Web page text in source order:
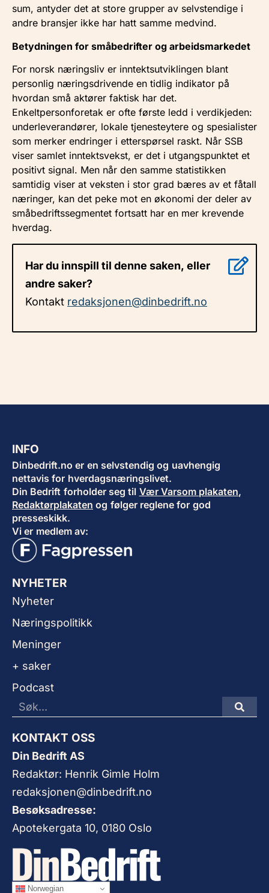
sum, antyder det at store grupper av selvstendige i
andre bransjer ikke har hatt samme medvind.
Betydningen for småbedrifter og arbeidsmarkedet
For norsk næringsliv er inntektsutviklingen blant
personlig næringsdrivende en tidlig indikator på
hvordan små aktører faktisk har det.
Enkeltpersonforetak er ofte første ledd i verdikjeden:
underleverandører, lokale tjenesteytere og spesialister
som merker endringer i etterspørsel raskt. Når SSB
viser samlet inntektsvekst, er det i utgangspunktet et
positivt signal. Men når den samme statistikken
samtidig viser at veksten i stor grad bæres av et fåtall
næringer, kan det peke mot en økonomi der deler av
småbedriftssegmentet fortsatt har en mer krevende
hverdag.
Har du innspill til denne saken, eller
andre saker?
Kontakt redaksjonen@dinbedrift.no
INFO
Dinbedrift.no er en selvstendig og uavhengig
nettavis for hverdagsnæringslivet.
Din Bedrift forholder seg til Vær Varsom plakaten,
Redaktørplakaten og følger reglene for god
presseskikk.
Vi er medlem av:
NYHETER
Nyheter
Næringspolitikk
Meninger
+ saker
Podcast
KONTAKT OSS
Din Bedrift AS
Redaktør: Henrik Gimle Holm
redaksjonen@dinbedrift.no
Besøksadresse:
Apotekergata 10, 0180 Oslo
Norwegian